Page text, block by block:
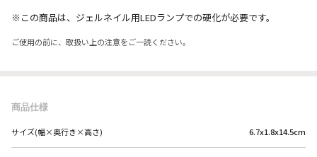
※この商品は、ジェルネイル用LEDランプでの硬化が必要です。
ご使用の前に、取扱い上の注意をご一読ください。
商品仕様
サイズ(幅×奥行き×高さ) 6.7x1.8x14.5cm